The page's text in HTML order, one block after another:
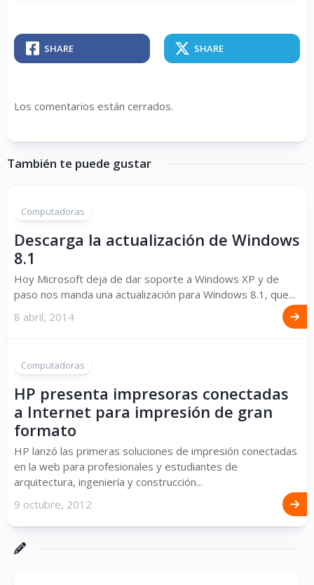
SHARE SHARE
Los comentarios están cerrados.
También te puede gustar
Computadoras
Descarga la actualización de Windows
8.1
Hoy Microsoft deja de dar soporte a Windows XP y de
paso nos manda una actualización para Windows 8.1, que...
8 abril, 2014
Computadoras
HP presenta impresoras conectadas
a Internet para impresión de gran
formato
HP lanzó las primeras soluciones de impresión conectadas
en la web para profesionales y estudiantes de
arquitectura, ingeniería y construcción...
9 octubre, 2012